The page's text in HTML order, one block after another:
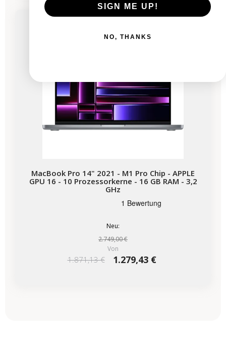
MacBook Pro 14" 2021 - M1 Pro Chip - APPLE
GPU 16 - 10 Prozessorkerne - 16 GB RAM - 3,2
GHz
Neu:
2.749,00 €
Von
1.871,13 € 1.279,43 €
SIGN ME UP!
NO, THANKS